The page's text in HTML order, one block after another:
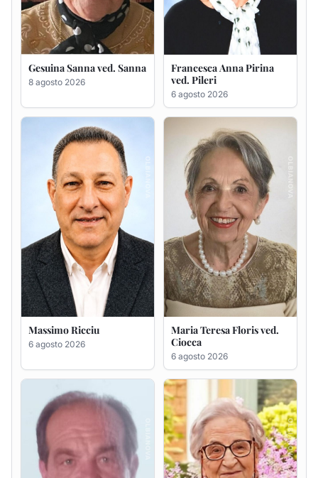
Massimo Ricciu
6 agosto 2026
Maria Teresa Floris ved.
6 agosto 2026
Renzo Murrai
5 agosto 2026
Giovanna Ponsanu Ved.
Decandia
5 agosto 2026